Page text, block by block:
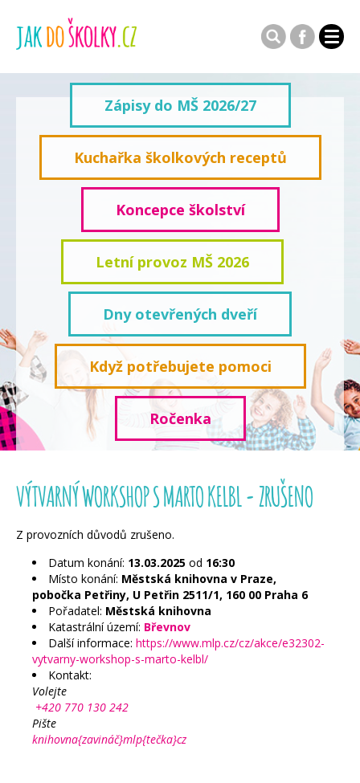
Zápisy do MŠ 2026/27
Kuchařka školkových receptů
Koncepce školství
Letní provoz MŠ 2026
Dny otevřených dveří
Když potřebujete pomoci
Ročenka
VÝTVARNÝ WORKSHOP S MARTO KELBL - ZRUŠENO
Z provozních důvodů zrušeno.
Datum konání: 13.03.2025 od 16:30
Místo konání: Městská knihovna v Praze,
pobočka Petřiny, U Petřin 2511/1, 160 00 Praha 6
Pořadatel: Městská knihovna
Katastrální území: Břevnov
Další informace: https://www.mlp.cz/cz/akce/e32302-
vytvarny-workshop-s-marto-kelbl/
Kontakt:
Volejte
+420 770 130 242
Pište
knihovna{zavináč}mlp{tečka}cz